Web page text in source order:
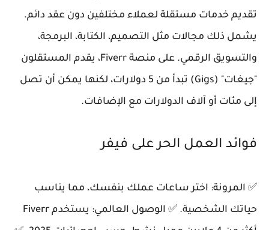
تقديم خدمات مستقلة لعملاء مختلفين دون عقد دائم.
يشمل ذلك مجالات مثل التصميم، الكتابة، البرمجة،
والتسويق الرقمي. على منصة Fiverr، يقدم المستقلون
"جيغات" (Gigs) تبدأ من 5 دولارات، لكنها يمكن أن تصل
إلى مئات أو آلاف الدولارات مع الإضافات.
فوائد العمل الحر على فيفر
✅ المرونة: اختر ساعات عملك بنفسك، مما يناسب
حياتك الشخصية. ✅ الوصول العالمي: يستخدم Fiverr